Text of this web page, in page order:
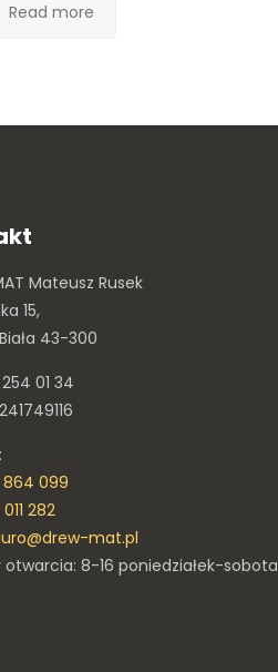
Read more
Mateusz Rusek
15,
43-300
01 34
864 099
282
mat.pl
otwarcia: 8-16 poniedziałek-sobota